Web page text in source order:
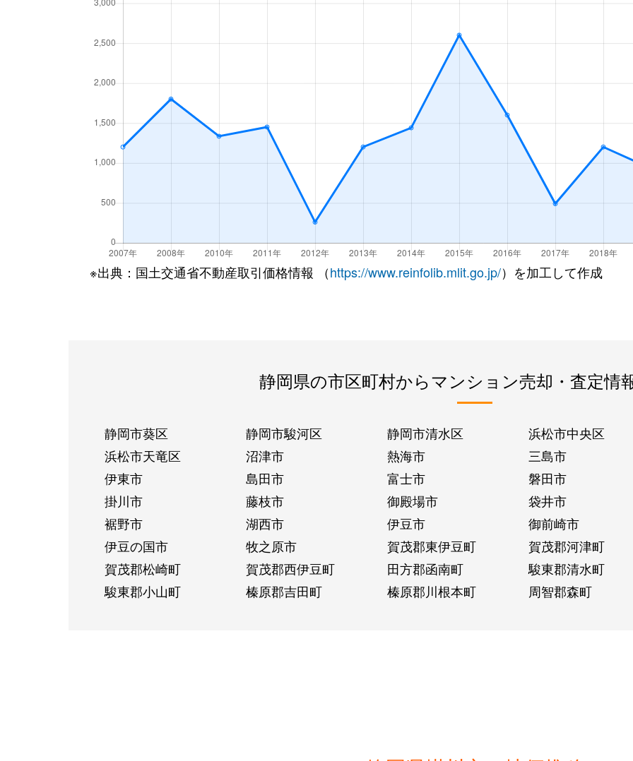
※出典：国土交通省不動産取引価格情報 （https://www.reinfolib.mlit.go.jp/）を加工して作成
静岡県の市区町村からマンション売却・査定情
静岡市葵区 静岡市駿河区 静岡市清水区 浜松市中央区
浜松市天竜区
沼津市 熱海市 三島市
伊東市
島田市 富士市 磐田市
掛川市
藤枝市 御殿場市 袋井市
裾野市
湖西市 伊豆市 御前崎市
伊豆の国市
牧之原市 賀茂郡東伊豆町 賀茂郡河津町
賀茂郡松崎町
賀茂郡西伊豆町 田方郡函南町 駿東郡清水町
駿東郡小山町
榛原郡吉田町 榛原郡川根本町 周智郡森町